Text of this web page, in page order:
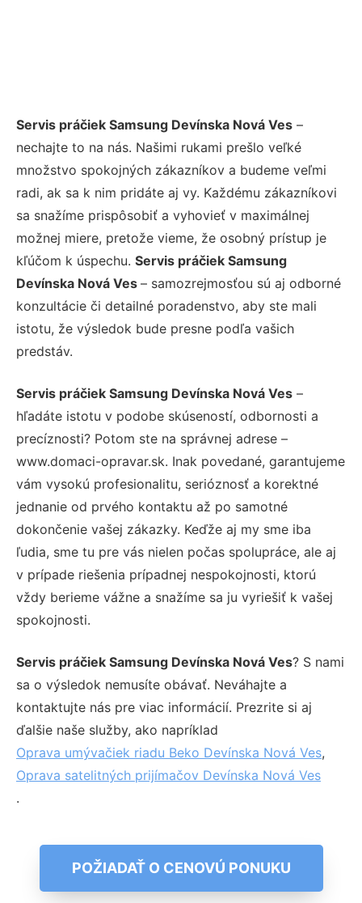
Servis práčiek Samsung Devínska Nová Ves –
nechajte to na nás. Našimi rukami prešlo veľké
množstvo spokojných zákazníkov a budeme veľmi
radi, ak sa k nim pridáte aj vy. Každému zákazníkovi
sa snažíme prispôsobiť a vyhovieť v maximálnej
možnej miere, pretože vieme, že osobný prístup je
kľúčom k úspechu. Servis práčiek Samsung
Devínska Nová Ves – samozrejmosťou sú aj odborné
konzultácie či detailné poradenstvo, aby ste mali
istotu, že výsledok bude presne podľa vašich
predstáv.
Servis práčiek Samsung Devínska Nová Ves –
hľadáte istotu v podobe skúseností, odbornosti a
precíznosti? Potom ste na správnej adrese –
www.domaci-opravar.sk. Inak povedané, garantujeme
vám vysokú profesionalitu, serióznosť a korektné
jednanie od prvého kontaktu až po samotné
dokončenie vašej zákazky. Keďže aj my sme iba
ľudia, sme tu pre vás nielen počas spolupráce, ale aj
v prípade riešenia prípadnej nespokojnosti, ktorú
vždy berieme vážne a snažíme sa ju vyriešiť k vašej
spokojnosti.
Servis práčiek Samsung Devínska Nová Ves? S nami
sa o výsledok nemusíte obávať. Neváhajte a
kontaktujte nás pre viac informácií. Prezrite si aj
ďalšie naše služby, ako napríklad
Oprava umývačiek riadu Beko Devínska Nová Ves,
Oprava satelitných prijímačov Devínska Nová Ves
.
POŽIADAŤ O CENOVÚ PONUKU